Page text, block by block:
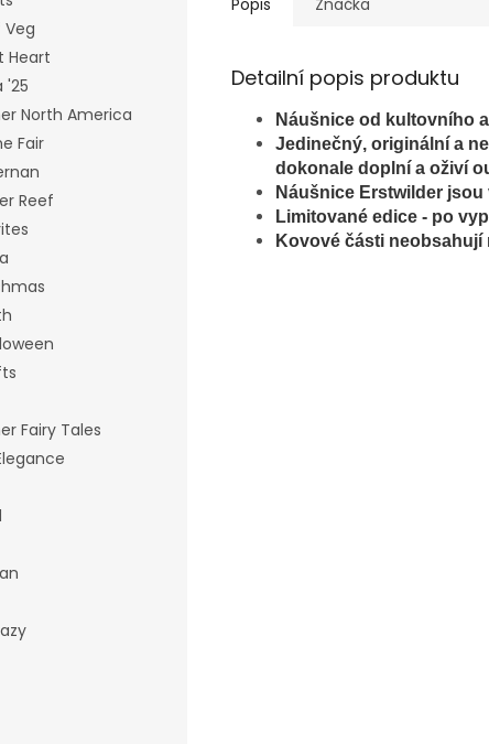
Veg
Heart
'25
North America
Fair
Reef
Fairy Tales
Detailní popis produktu
Náušnice od kultovního
Jedinečný, originální a
dokonale doplní a oživí
Náušnice Erstwilder
Limitované edice - po
Kovové části neobsahují